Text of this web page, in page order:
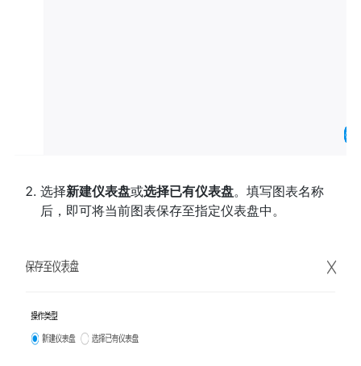
选择新建仪表盘或选择已有仪表盘。填写图表名称
后，即可将当前图表保存至指定仪表盘中。